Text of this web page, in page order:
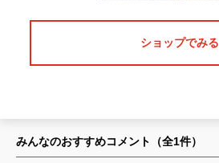
ショップでみる
みんなのおすすめコメント（全1件）